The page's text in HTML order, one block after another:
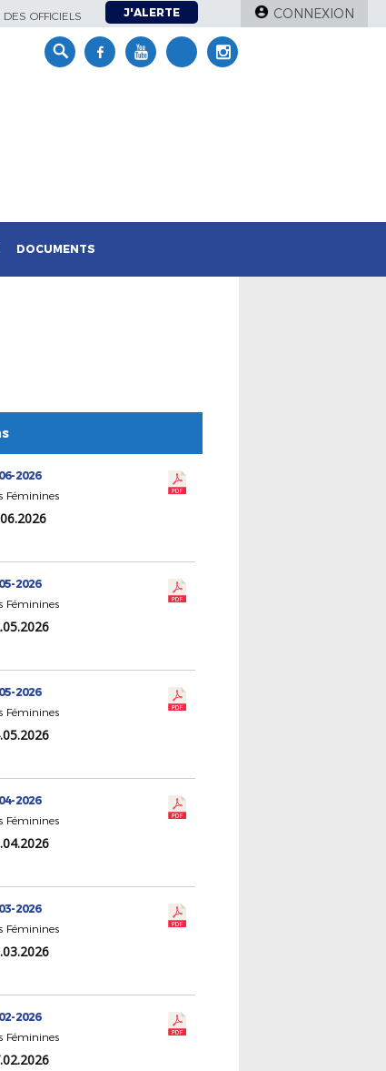
OFFICIELS J'ALERTE CONNEXION
DOCUMENTS
2026
Féminines
2026
Féminines
2026
Féminines
2026
Féminines
2026
Féminines
2026
Féminines